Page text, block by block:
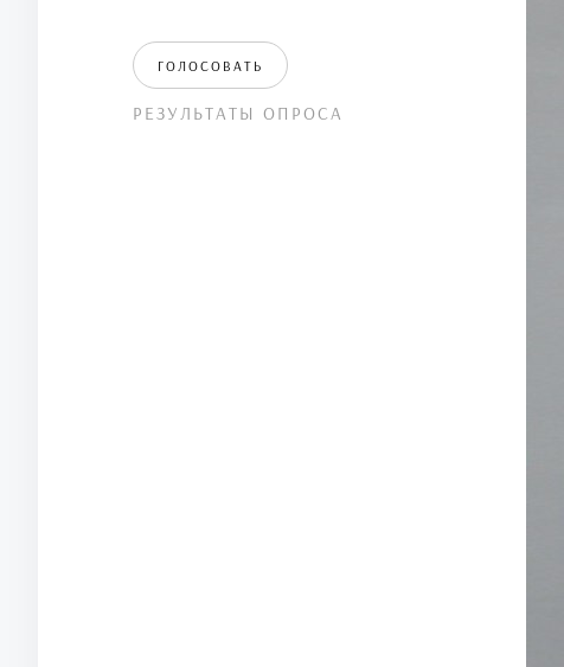
ГОЛОСОВАТЬ
РЕЗУЛЬТАТЫ ОПРОСА